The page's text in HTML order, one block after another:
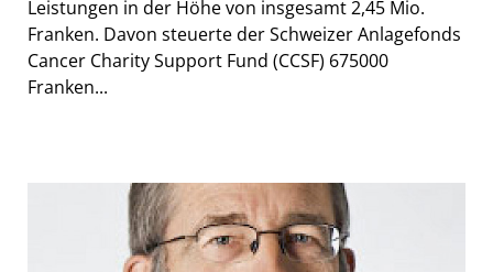
Leistungen in der Höhe von insgesamt 2,45 Mio.
Franken. Davon steuerte der Schweizer Anlagefonds
Cancer Charity Support Fund (CCSF) 675000
Franken...